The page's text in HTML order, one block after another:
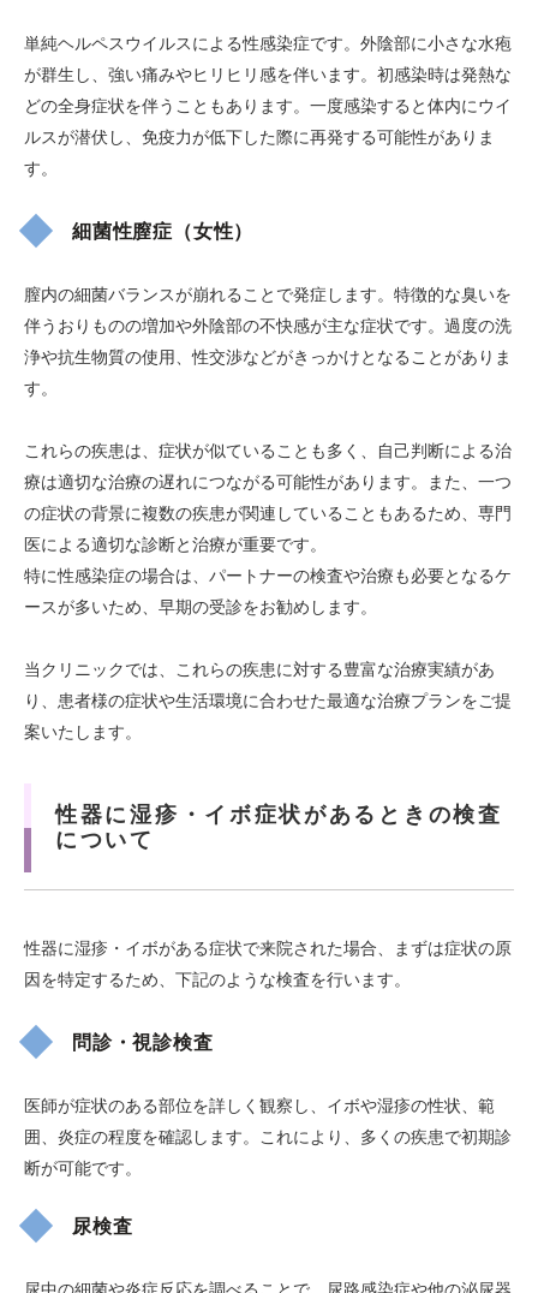
単純ヘルペスウイルスによる性感染症です。外陰部に小さな水疱
が群生し、強い痛みやヒリヒリ感を伴います。初感染時は発熱な
どの全身症状を伴うこともあります。一度感染すると体内にウイ
ルスが潜伏し、免疫力が低下した際に再発する可能性がありま
す。
細菌性膣症（女性）
膣内の細菌バランスが崩れることで発症します。特徴的な臭いを
伴うおりものの増加や外陰部の不快感が主な症状です。過度の洗
浄や抗生物質の使用、性交渉などがきっかけとなることがありま
す。
これらの疾患は、症状が似ていることも多く、自己判断による治
療は適切な治療の遅れにつながる可能性があります。また、一つ
の症状の背景に複数の疾患が関連していることもあるため、専門
医による適切な診断と治療が重要です。
特に性感染症の場合は、パートナーの検査や治療も必要となるケ
ースが多いため、早期の受診をお勧めします。
当クリニックでは、これらの疾患に対する豊富な治療実績があ
り、患者様の症状や生活環境に合わせた最適な治療プランをご提
案いたします。
性器に湿疹・イボ症状があるときの検査
について
性器に湿疹・イボがある症状で来院された場合、まずは症状の原
因を特定するため、下記のような検査を行います。
問診・視診検査
医師が症状のある部位を詳しく観察し、イボや湿疹の性状、範
囲、炎症の程度を確認します。これにより、多くの疾患で初期診
断が可能です。
尿検査